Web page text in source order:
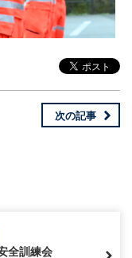
次の記事
全訓練会